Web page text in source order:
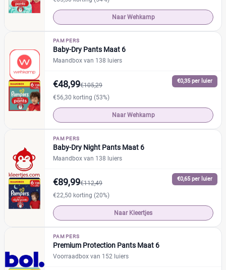
Soort
Babyluier
Luierbroekje (12)
Nachtluier
Zwemluier
Verpakking
Maandbox
Standaard pak (7)
Voordeelpak
Voorraadbox (6)
Naar Wehkamp
PAMPERS
Baby-Dry Pants Maat 6
Maandbox van 138 luiers
€0,35 per luier
€48,99€105,29
€56,30 korting (53%)
Naar Wehkamp
PAMPERS
Baby-Dry Night Pants Maat 6
Maandbox van 138 luiers
€0,65 per luier
€89,99€112,49
€22,50 korting (20%)
Naar Kleertjes
PAMPERS
Premium Protection Pants Maat 6
Voorraadbox van 152 luiers